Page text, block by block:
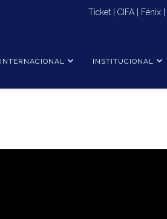
Ticket CIFA Fénix
INTERNACIONAL INSTITUCIONAL